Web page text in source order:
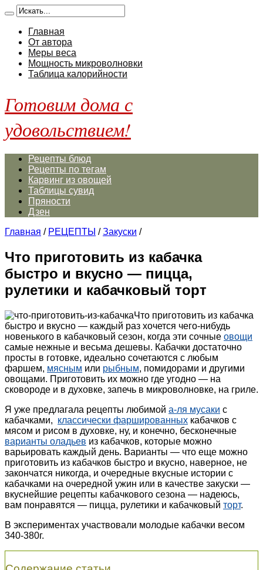
Главная
От автора
Меры веса
Мощность микроволновки
Таблица калорийности
Готовим дома с
удовольствием!
Рецепты блюд
Рецепты по тегам
Карвинг из овощей
Таблицы сувид
Пряности
Дзен
Главная / РЕЦЕПТЫ /Закуски /
Что приготовить из кабачка
быстро и вкусно — пицца,
рулетики и кабачковый торт
Что приготовить из кабачка
быстро и вкусно — каждый раз хочется чего-нибудь
новенького в кабачковый сезон, когда эти сочные овощи
самые нежные и весьма дешевы. Кабачки достаточно
просты в готовке, идеально сочетаются с любым
фаршем, мясным или рыбным, помидорами и другими
овощами. Приготовить их можно где угодно — на
сковороде и в духовке, запечь в микроволновке, на гриле.
Я уже предлагала рецепты любимой а-ля мусаки с
кабачками, классически фаршированных кабачков с
мясом и рисом в духовке, ну, и конечно, бесконечные
варианты оладьев из кабачков, которые можно
варьировать каждый день. Варианты — что еще можно
приготовить из кабачков быстро и вкусно, наверное, не
закончатся никогда, и очередные вкусные истории с
кабачками на очередной ужин или в качестве закуски —
вкуснейшие рецепты кабачкового сезона — надеюсь,
вам понравятся — пицца, рулетики и кабачковый торт.
В экспериментах участвовали молодые кабачки весом
340-380г.